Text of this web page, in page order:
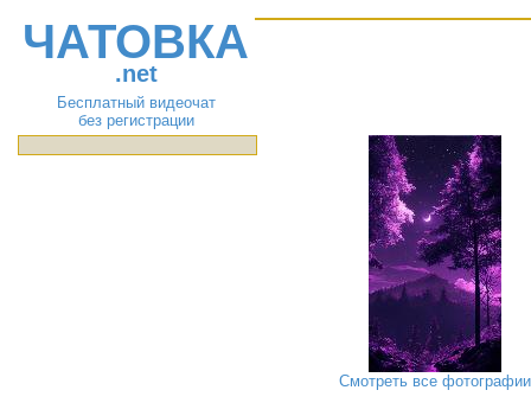
ЧАТОВКА
.net
Бесплатный видеочат
без регистрации
Смотреть все фотографии